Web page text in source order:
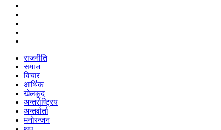
राजनीति
समाज
विचार
आर्थिक
खेलकुद
अन्तर्राष्ट्रिय
अन्तर्वार्ता
मनोरन्जन